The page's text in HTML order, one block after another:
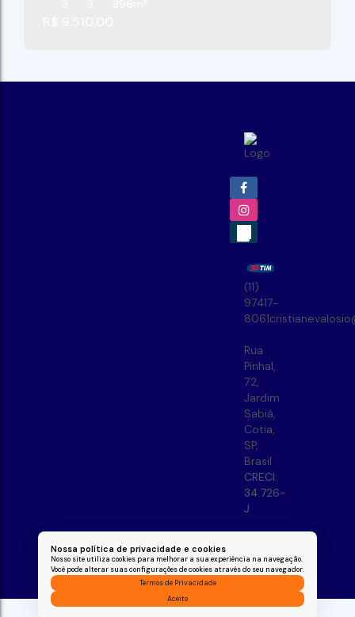
Nossa política de privacidade e cookies
Nosso site utiliza cookies para melhorar a sua experiência na navegação.
Você pode alterar suas configurações de cookies através do seu navegador.
Termos de Privacidade
Aceito
(11)
97417-
8061
Rua
Pinhal,
72,
Jardim
Sabiá,
Cotia,
SP,
Brasil
CRECI:
34.726-
J